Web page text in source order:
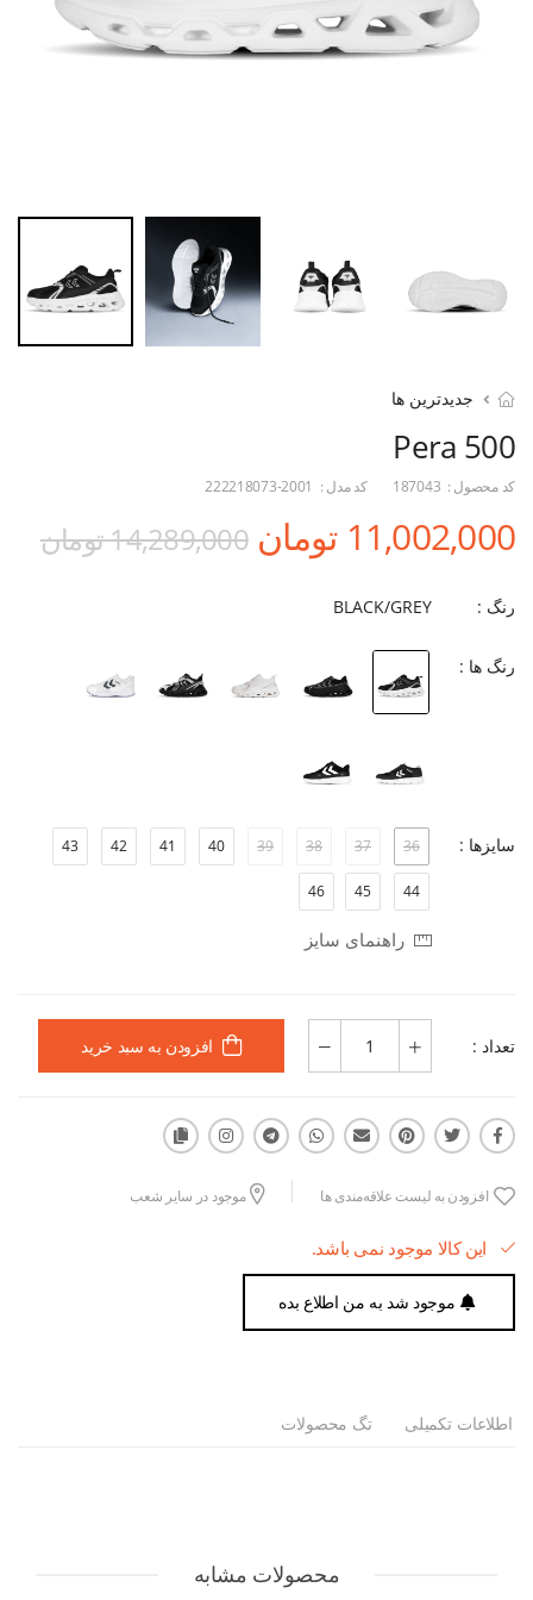
جدیدترین ها
Pera 500
کد محصول : 187043 کد مدل : 222218073-2001
11,002,000 تومان 14,289,000 تومان
رنگ : BLACK/GREY
رنگ ها :
سایزها : 36
37
38
39
40
41
42
43
44
45
46
راهنمای سایز
تعداد : افزودن به سبد خرید
افزودن به لیست علاقه‌مندی ها موجود در سایر شعب
این کالا موجود نمی باشد.
موجود شد به من اطلاع بده
اطلاعات تکمیلی تگ محصولات
محصولات مشابه